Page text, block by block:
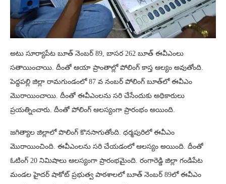
అటు సూర్యాపేట బూత్ నెంబర్ 89, బాసర 262 బూత్ ఈవీఎంలు
సతాయించాయి. దీంతో ఆయా ప్రాంతాల్లో పోలింగ్ కాస్త ఆల్యం అవుతోంది.
పెద్దపల్లి జిల్లా రామగుండంలో 87 వ నంబర్ పోలింగ్ బూత్‌లో ఈవీఎం
మొరాయించాయి. దీంతో ఈవీఎంలను సరి చేసేందుకు అధికారులు
ప్రయత్నించారు. దీంతో పోలింగ్ ఆలస్యంగా ప్రారంభం అయింది.
జగిత్యాల జిల్లాలో పొలింగ్ కొనసాగుతోంది. ధర్మపురిలో ఈవీఎం
మొరాయించింది. ఈవీఎంలను సరి చేయడంలో ఆలస్యం అయింది. దీంతో
ఓటింగ్ 20 నిమిషాలు ఆలస్యంగా ప్రారంభమైంది. రంగారెడ్డి జిల్లా గండిపేట
మండల హైదర్ షాకోట్ ప్రభుత్వ పాఠశాలలో బూత్ నెంబర్ 89లో ఈవీఎం